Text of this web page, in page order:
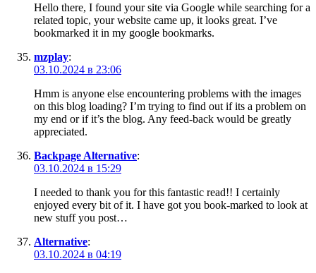
Hello there, I found your site via Google while searching for a
related topic, your website came up, it looks great. I’ve
bookmarked it in my google bookmarks.
mzplay:
03.10.2024 в 23:06
Hmm is anyone else encountering problems with the images
on this blog loading? I’m trying to find out if its a problem on
my end or if it’s the blog. Any feed-back would be greatly
appreciated.
Backpage Alternative:
03.10.2024 в 15:29
I needed to thank you for this fantastic read!! I certainly
enjoyed every bit of it. I have got you book-marked to look at
new stuff you post…
Alternative:
03.10.2024 в 04:19